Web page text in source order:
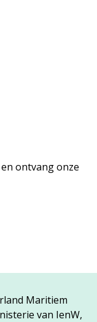
ontvang onze
Maritiem
van IenW,